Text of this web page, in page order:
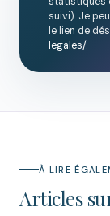
suivi). Je
le lien de
legales/.
À LIRE
Articles